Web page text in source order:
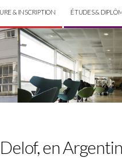
& INSCRIPTION ÉTUDES &
en